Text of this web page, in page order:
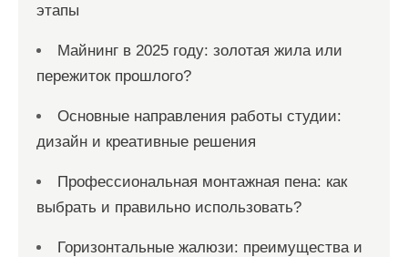
этапы
Майнинг в 2025 году: золотая жила или
пережиток прошлого?
Основные направления работы студии:
дизайн и креативные решения
Профессиональная монтажная пена: как
выбрать и правильно использовать?
Горизонтальные жалюзи: преимущества и